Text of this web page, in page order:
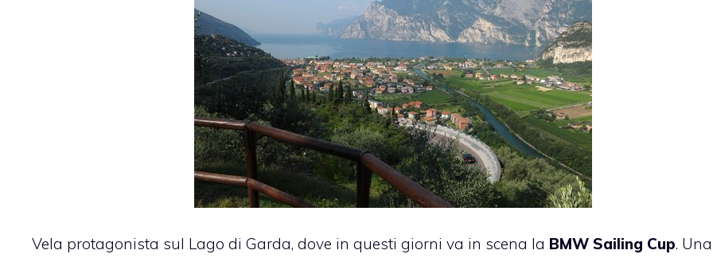
Vela protagonista sul Lago di Garda, dove in questi giorni va in scena la BMW Sailing Cup. Una